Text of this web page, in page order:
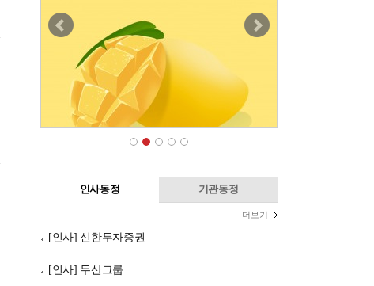
인사동정 기관동정
더보기
[인사] 신한투자증권
[인사] 두산그룹